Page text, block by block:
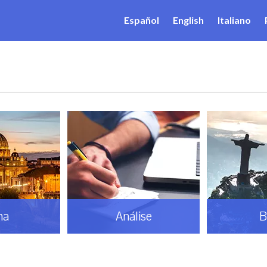
Español English Italiano
Análise